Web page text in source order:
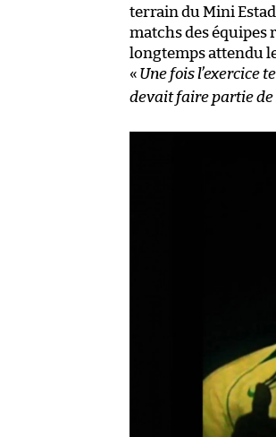
terrain du Mini
matchs des équipes
longtemps attendu
« Une fois l’exercice
devait faire partie de